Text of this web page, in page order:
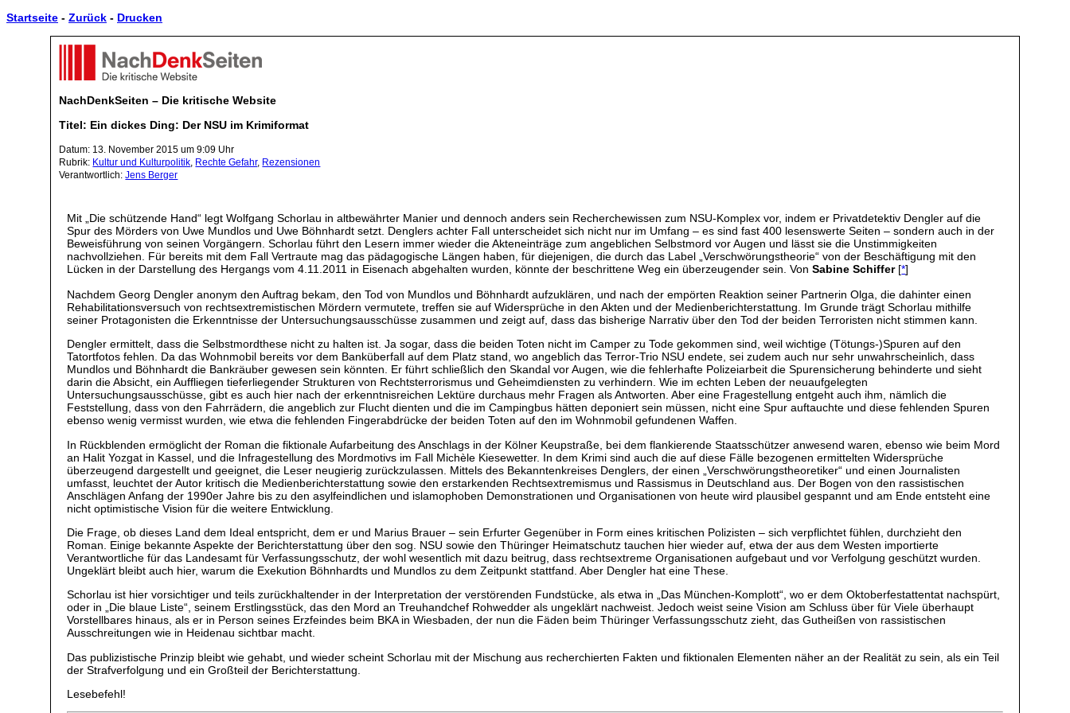
Startseite - Zurück - Drucken
NachDenkSeiten – Die kritische Website
Titel: Ein dickes Ding: Der NSU im Krimiformat
Datum: 13. November 2015 um 9:09 Uhr
Rubrik: Kultur und Kulturpolitik, Rechte Gefahr, Rezensionen
Verantwortlich:Jens Berger
Mit „Die schützende Hand“ legt Wolfgang Schorlau in altbewährter Manier und dennoch anders sein Recherchewissen zum NSU-Komplex vor, indem er Privatdetektiv Dengler auf die
Spur des Mörders von Uwe Mundlos und Uwe Böhnhardt setzt. Denglers achter Fall unterscheidet sich nicht nur im Umfang – es sind fast 400 lesenswerte Seiten – sondern auch in der
Beweisführung von seinen Vorgängern. Schorlau führt den Lesern immer wieder die Akteneinträge zum angeblichen Selbstmord vor Augen und lässt sie die Unstimmigkeiten
nachvollziehen. Für bereits mit dem Fall Vertraute mag das pädagogische Längen haben, für diejenigen, die durch das Label „Verschwörungstheorie“ von der Beschäftigung mit den
Lücken in der Darstellung des Hergangs vom 4.11.2011 in Eisenach abgehalten wurden, könnte der beschrittene Weg ein überzeugender sein. VonSabine Schiffer[*]
Nachdem Georg Dengler anonym den Auftrag bekam, den Tod von Mundlos und Böhnhardt aufzuklären, und nach der empörten Reaktion seiner Partnerin Olga, die dahinter einen
Rehabilitationsversuch von rechtsextremistischen Mördern vermutete, treffen sie auf Widersprüche in den Akten und der Medienberichterstattung. Im Grunde trägt Schorlau mithilfe
seiner Protagonisten die Erkenntnisse der Untersuchungsausschüsse zusammen und zeigt auf, dass das bisherige Narrativ über den Tod der beiden Terroristen nicht stimmen kann.
Dengler ermittelt, dass die Selbstmordthese nicht zu halten ist. Ja sogar, dass die beiden Toten nicht im Camper zu Tode gekommen sind, weil wichtige (Tötungs-)Spuren auf den
Tatortfotos fehlen. Da das Wohnmobil bereits vor dem Banküberfall auf dem Platz stand, wo angeblich das Terror-Trio NSU endete, sei zudem auch nur sehr unwahrscheinlich, dass
Mundlos und Böhnhardt die Bankräuber gewesen sein könnten. Er führt schließlich den Skandal vor Augen, wie die fehlerhafte Polizeiarbeit die Spurensicherung behinderte und sieht
darin die Absicht, ein Auffliegen tieferliegender Strukturen von Rechtsterrorismus und Geheimdiensten zu verhindern. Wie im echten Leben der neuaufgelegten
Untersuchungsausschüsse, gibt es auch hier nach der erkenntnisreichen Lektüre durchaus mehr Fragen als Antworten. Aber eine Fragestellung entgeht auch ihm, nämlich die
Feststellung, dass von den Fahrrädern, die angeblich zur Flucht dienten und die im Campingbus hätten deponiert sein müssen, nicht eine Spur auftauchte und diese fehlenden Spuren
ebenso wenig vermisst wurden, wie etwa die fehlenden Fingerabdrücke der beiden Toten auf den im Wohnmobil gefundenen Waffen.
In Rückblenden ermöglicht der Roman die fiktionale Aufarbeitung des Anschlags in der Kölner Keupstraße, bei dem flankierende Staatsschützer anwesend waren, ebenso wie beim Mord
an Halit Yozgat in Kassel, und die Infragestellung des Mordmotivs im Fall Michèle Kiesewetter. In dem Krimi sind auch die auf diese Fälle bezogenen ermittelten Widersprüche
überzeugend dargestellt und geeignet, die Leser neugierig zurückzulassen. Mittels des Bekanntenkreises Denglers, der einen „Verschwörungstheoretiker“ und einen Journalisten
umfasst, leuchtet der Autor kritisch die Medienberichterstattung sowie den erstarkenden Rechtsextremismus und Rassismus in Deutschland aus. Der Bogen von den rassistischen
Anschlägen Anfang der 1990er Jahre bis zu den asylfeindlichen und islamophoben Demonstrationen und Organisationen von heute wird plausibel gespannt und am Ende entsteht eine
nicht optimistische Vision für die weitere Entwicklung.
Die Frage, ob dieses Land dem Ideal entspricht, dem er und Marius Brauer – sein Erfurter Gegenüber in Form eines kritischen Polizisten – sich verpflichtet fühlen, durchzieht den
Roman. Einige bekannte Aspekte der Berichterstattung über den sog. NSU sowie den Thüringer Heimatschutz tauchen hier wieder auf, etwa der aus dem Westen importierte
Verantwortliche für das Landesamt für Verfassungsschutz, der wohl wesentlich mit dazu beitrug, dass rechtsextreme Organisationen aufgebaut und vor Verfolgung geschützt wurden.
Ungeklärt bleibt auch hier, warum die Exekution Böhnhardts und Mundlos zu dem Zeitpunkt stattfand. Aber Dengler hat eine These.
Schorlau ist hier vorsichtiger und teils zurückhaltender in der Interpretation der verstörenden Fundstücke, als etwa in „Das München-Komplott“, wo er dem Oktoberfestattentat nachspürt,
oder in „Die blaue Liste“, seinem Erstlingsstück, das den Mord an Treuhandchef Rohwedder als ungeklärt nachweist. Jedoch weist seine Vision am Schluss über für Viele überhaupt
Vorstellbares hinaus, als er in Person seines Erzfeindes beim BKA in Wiesbaden, der nun die Fäden beim Thüringer Verfassungsschutz zieht, das Gutheißen von rassistischen
Ausschreitungen wie in Heidenau sichtbar macht.
Das publizistische Prinzip bleibt wie gehabt, und wieder scheint Schorlau mit der Mischung aus recherchierten Fakten und fiktionalen Elementen näher an der Realität zu sein, als ein Teil
der Strafverfolgung und ein Großteil der Berichterstattung.
Lesebefehl!